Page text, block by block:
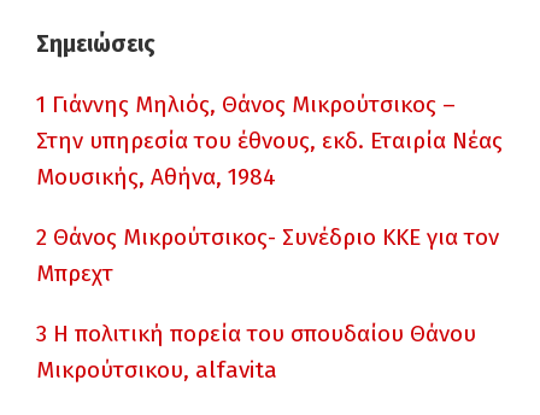
Σημειώσεις
1 Γιάννης Μηλιός, Θάνος Μικρούτσικος –
Στην υπηρεσία του έθνους, εκδ. Εταιρία Νέας
Μουσικής, Αθήνα, 1984
2 Θάνος Μικρούτσικος- Συνέδριο ΚΚΕ για τον
Μπρεχτ
3 Η πολιτική πορεία του σπουδαίου Θάνου
Μικρούτσικου, alfavita